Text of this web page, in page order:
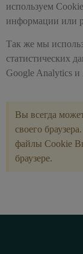
используем
информации или
Так же мы
статистических
Google Analytics
Вы всегда
своего
файлы Cookie
браузере.